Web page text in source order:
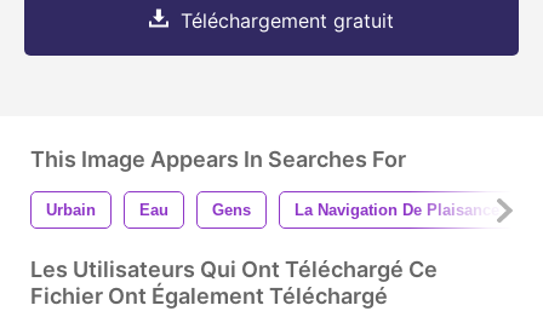
Téléchargement gratuit
This Image Appears In Searches For
Urbain Eau Gens La Navigation De Plaisance
Les Utilisateurs Qui Ont Téléchargé Ce
Fichier Ont Également Téléchargé